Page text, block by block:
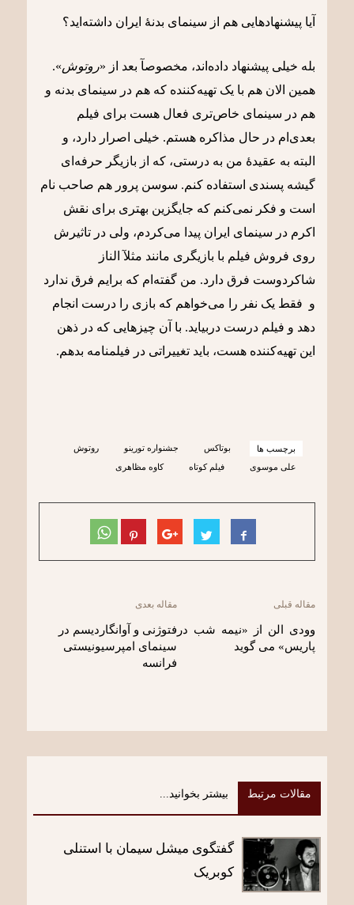
آیا پیشنهادهایی هم از سینمای بدنۀ ایران داشته‌اید؟
بله خیلی پیشنهاد داده‌اند، مخصوصآ بعد از «روتوش».
همین الان هم با یک تهیه‌کننده که هم در سینمای بدنه و
هم در سینمای خاص‌تری فعال هست برای فیلم
بعدی‌ام در حال مذاکره هستم. خیلی اصرار دارد، و
البته به عقیدۀ من به درستی، که از بازیگر حرفه‌ای
گیشه پسندی استفاده کنم. سوسن پرور هم صاحب نام
است و فکر نمی‌کنم که جایگزین بهتری برای نقش
اکرم در سینمای ایران پیدا می‌کردم، ولی در تاثیرش
روی فروش فیلم با بازیگری مانند مثلآ الناز
شاکردوست فرق دارد. من گفته‌ام که برایم فرق ندارد
و فقط یک نفر را می‌خواهم که بازی را درست انجام
دهد و فیلم درست دربیاید. با آن چیزهایی که در ذهن
این تهیه‌کننده هست، باید تغییراتی در فیلمنامه بدهم. ‌‌
برچسب ها بوتاکس جشنواره تورینو
روتوش
علی موسوی
فیلم کوتاه کاوه مظاهری
مقاله قبلی
وودی الن از «نیمه شب در
پاریس» می گوید
مقاله بعدی
فتوژنی و آوانگاردیسم در
سینمای امپرسیونیستی
فرانسه
مقالات مرتبط بیشتر بخوانید...
گفتگوی میشل سیمان با استنلی
کوبریک